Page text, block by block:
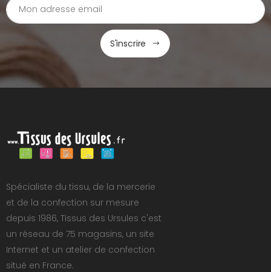
S'inscrire
Spécialiste du tissu, de la mercerie
et de la confection sur mesure
depuis 1986, Tissus des Ursules c'est
un réseau de 75 magasins, un site
Internet et un atelier de confection
situé en France.